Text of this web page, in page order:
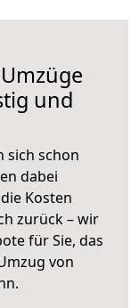
und
sich schon
dabei
Kosten
zurück – wir
für Sie, das
von